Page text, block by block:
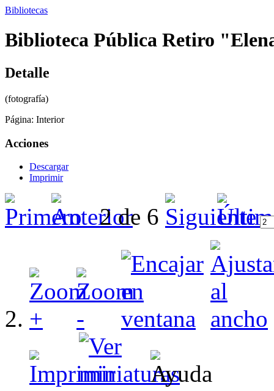
Bibliotecas
Biblioteca Pública Retiro
Detalle
(fotografía)
Página: Interior
Acciones
Descargar
Imprimir
2 de 6